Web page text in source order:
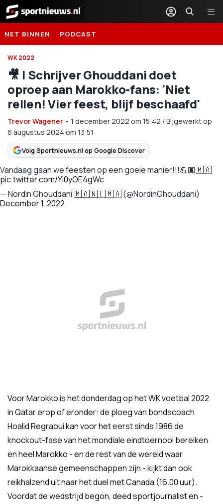
Sportnieuws.nl
NET BINNEN PODCAST
WK 2022
🎥 | Schrijver Ghouddani doet
oproep aan Marokko-fans: 'Niet
rellen! Vier feest, blijf beschaafd'
Trevor Wagener • 1 december 2022 om 15:42 /Bijgewerkt op
6 augustus 2024 om 13:51
Volg Sportnieuws.nl op Google Discover
Vandaag gaan we feesten op een goeie manier!!!💪🏾🇲🇦
pic.twitter.com/Yi0yOE4gWc
— Nordin Ghouddani 🇲🇦🇳🇱🇲🇦 (@NordinGhouddani)
December 1, 2022
Voor Marokko is het donderdag op het WK voetbal 2022
in Qatar erop of eronder: de ploeg van bondscoach
Hoalid Regraoui kan voor het eerst sinds 1986 de
knockout-fase van het mondiale eindtoernooi bereiken
en heel Marokko - en de rest van de wereld waar
Marokkaanse gemeenschappen zijn - kijkt dan ook
reikhalzend uit naar het duel met Canada (16.00 uur).
Voordat de wedstrijd begon, deed sportjournalist en -